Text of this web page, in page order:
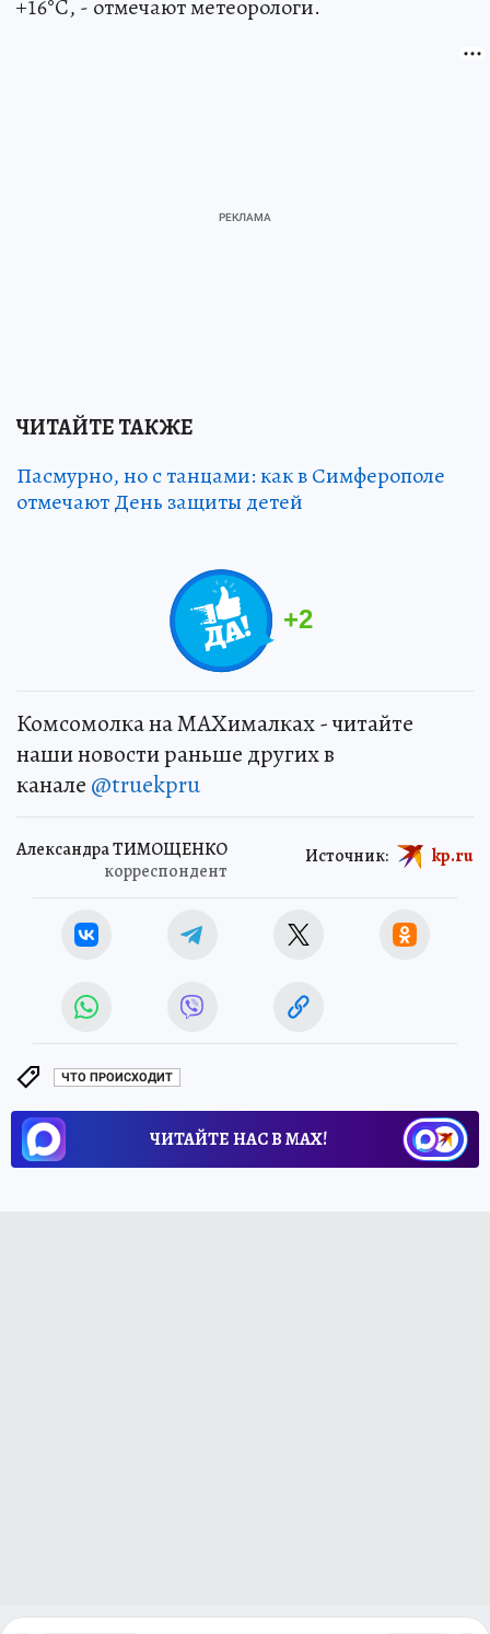
+16°C, - отмечают метеорологи.
ЧИТАЙТЕ ТАКЖЕ
Пасмурно, но с танцами: как в Симферополе
отмечают День защиты детей
+2
Комсомолка на MAXималках - читайте
наши новости раньше других в
канале @truekpru
Александра ТИМОЩЕНКО
корреспондент
Источник: kp.ru
ЧТО ПРОИСХОДИТ
ЧИТАЙТЕ НАС В МАХ!